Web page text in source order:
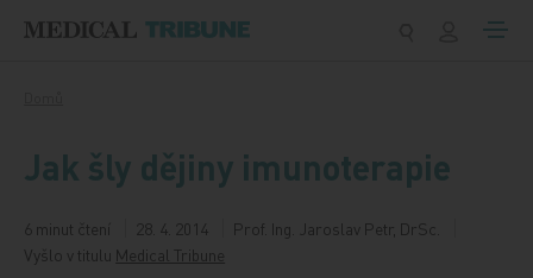
Jak šly dějiny imunoterapie
6 minut čtení 28. 4. 2014
Prof. Ing. Jaroslav Petr, DrSc.
Vyšlo v titulu Medical Tribune